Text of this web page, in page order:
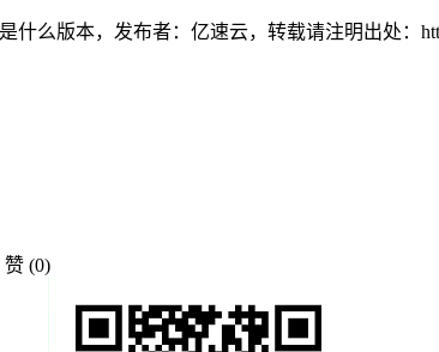
什么版本，发布者：亿速云，转载请注明出处：
赞 (0)